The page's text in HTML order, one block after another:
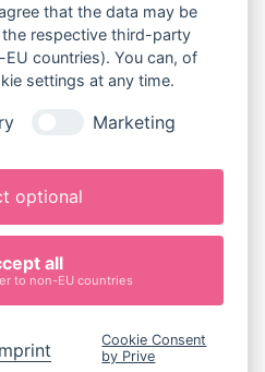
that the data may be
respective third-party
countries). You can, of
settings at any time.
Marketing
optional
all
to non-EU countries
Cookie Consent
by Prive